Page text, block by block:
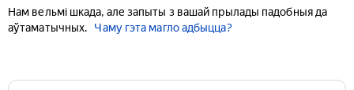
Нам вельмі шкада, але запыты з вашай прылады падобныя да
аўтаматычных.
Чаму гэта магло адбыцца?